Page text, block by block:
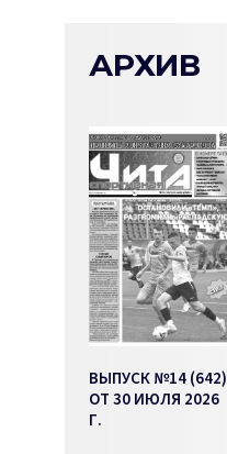
АРХИВ
ВЫПУСК №14 (642)
ОТ 30 ИЮЛЯ 2026
Г.